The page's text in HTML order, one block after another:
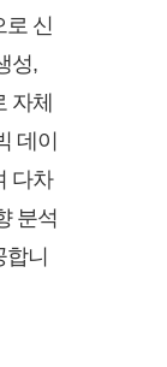
로 신
성,
자체
데이
다차
분석
합니